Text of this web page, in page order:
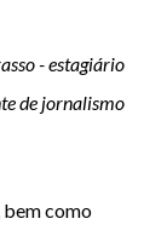
- estagiário
de jornalismo
bem como